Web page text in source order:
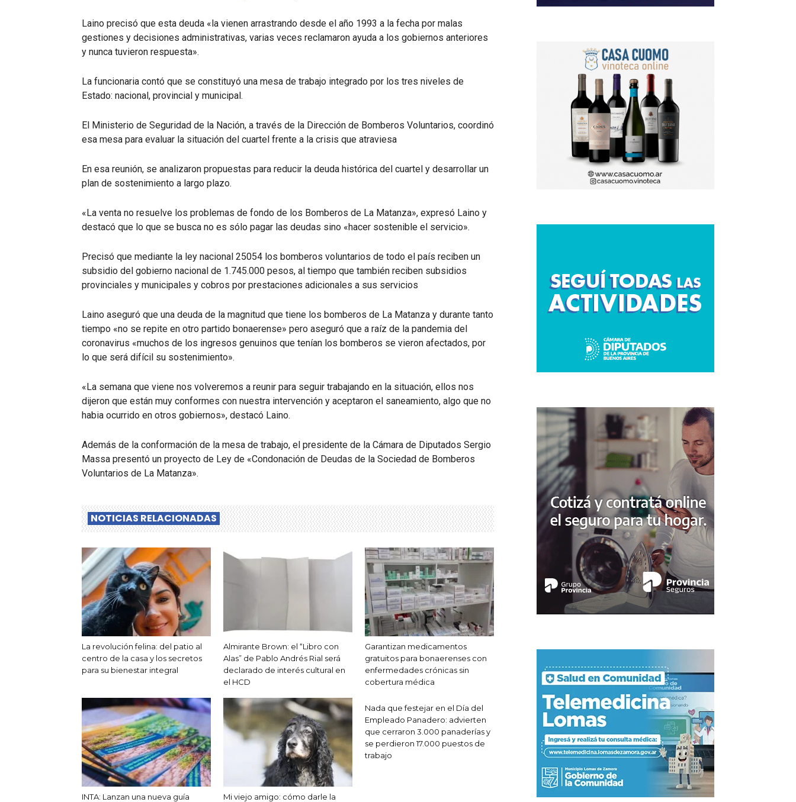
Laino precisó que esta deuda «la vienen arrastrando desde el año 1993 a la fecha por malas
gestiones y decisiones administrativas, varias veces reclamaron ayuda a los gobiernos anteriores
y nunca tuvieron respuesta».
La funcionaria contó que se constituyó una mesa de trabajo integrado por los tres niveles de
Estado: nacional, provincial y municipal.
El Ministerio de Seguridad de la Nación, a través de la Dirección de Bomberos Voluntarios, coordinó
esa mesa para evaluar la situación del cuartel frente a la crisis que atraviesa
En esa reunión, se analizaron propuestas para reducir la deuda histórica del cuartel y desarrollar un
plan de sostenimiento a largo plazo.
«La venta no resuelve los problemas de fondo de los Bomberos de La Matanza», expresó Laino y
destacó que lo que se busca no es sólo pagar las deudas sino «hacer sostenible el servicio».
Precisó que mediante la ley nacional 25054 los bomberos voluntarios de todo el país reciben un
subsidio del gobierno nacional de 1.745.000 pesos, al tiempo que también reciben subsidios
provinciales y municipales y cobros por prestaciones adicionales a sus servicios
Laino aseguró que una deuda de la magnitud que tiene los bomberos de La Matanza y durante tanto
tiempo «no se repite en otro partido bonaerense» pero aseguró que a raíz de la pandemia del
coronavirus «muchos de los ingresos genuinos que tenían los bomberos se vieron afectados, por
lo que será difícil su sostenimiento».
«La semana que viene nos volveremos a reunir para seguir trabajando en la situación, ellos nos
dijeron que están muy conformes con nuestra intervención y aceptaron el saneamiento, algo que no
habia ocurrido en otros gobiernos», destacó Laino.
Además de la conformación de la mesa de trabajo, el presidente de la Cámara de Diputados Sergio
Massa presentó un proyecto de Ley de «Condonación de Deudas de la Sociedad de Bomberos
Voluntarios de La Matanza».
NOTICIAS RELACIONADAS
La revolución felina: del patio al
centro de la casa y los secretos
para su bienestar integral
Almirante Brown: el “Libro con
Alas” de Pablo Andrés Rial será
declarado de interés cultural en
el HCD
Garantizan medicamentos
gratuitos para bonaerenses con
enfermedades crónicas sin
cobertura médica
INTA: Lanzan una nueva guía
Mi viejo amigo: cómo darle la
Nada que festejar en el Día del
Empleado Panadero: advierten
que cerraron 3.000 panaderías y
se perdieron 17.000 puestos de
trabajo